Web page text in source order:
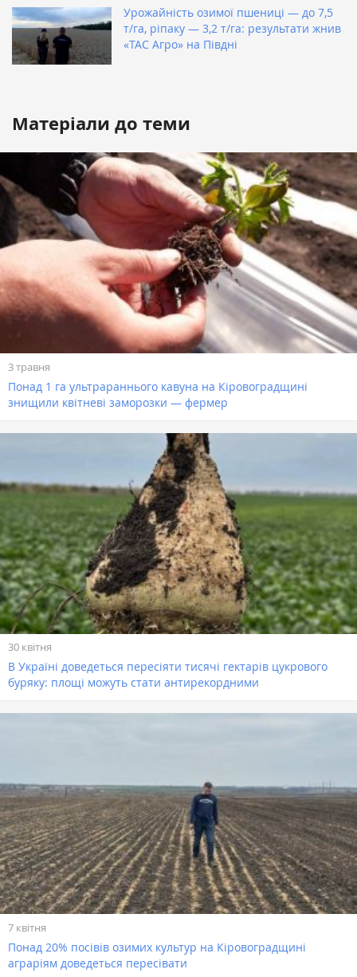
Урожайність озимої пшениці — до 7,5
т/га, ріпаку — 3,2 т/га: результати жнив
«ТАС Агро» на Півдні
Матеріали до теми
3 травня
Понад 1 га ультрараннього кавуна на Кіровоградщині
знищили квітневі заморозки — фермер
30 квітня
В Україні доведеться пересіяти тисячі гектарів цукрового
буряку: площі можуть стати антирекордними
7 квітня
Понад 20% посівів озимих культур на Кіровоградщині
аграріям доведеться пересівати